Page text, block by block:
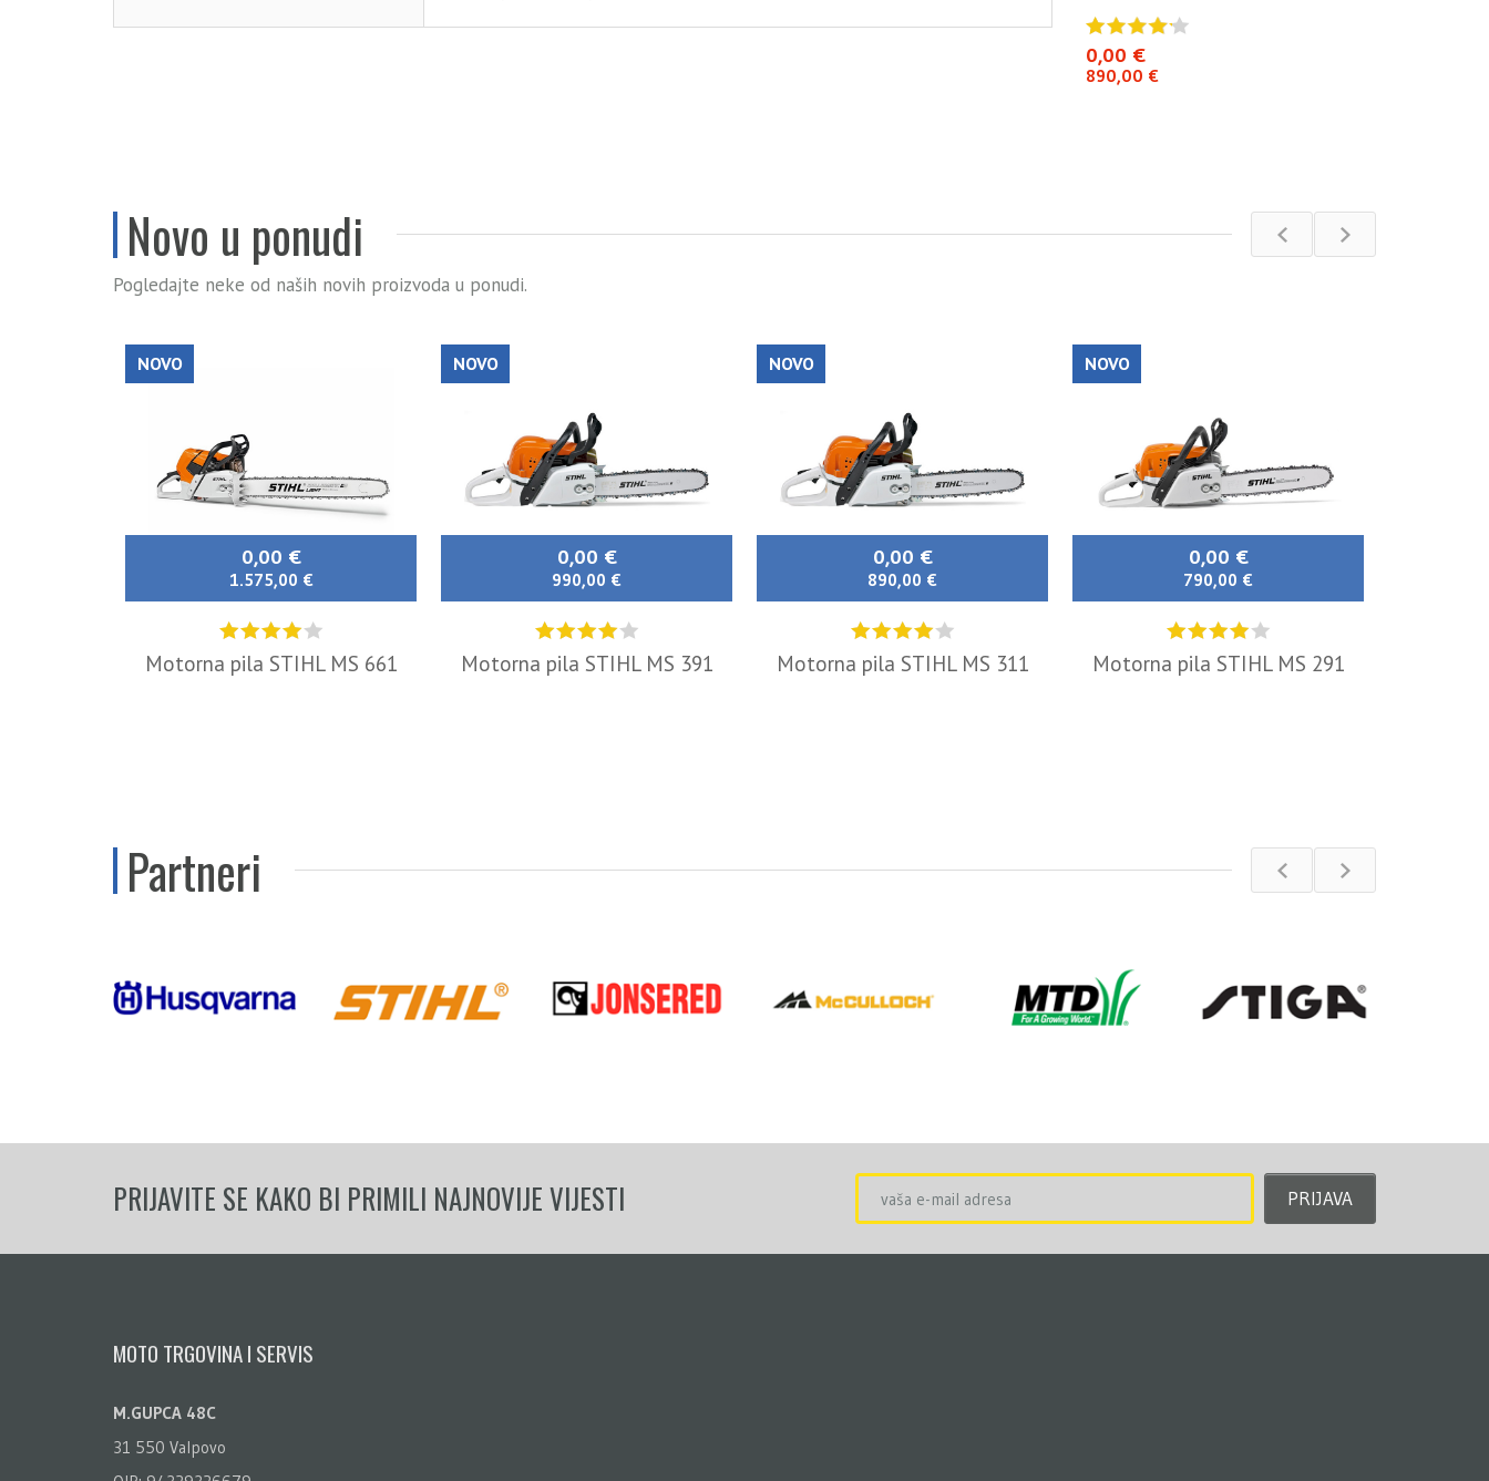
0,00 €
890,00 €
Novo u ponudi
Pogledajte neke od naših novih proizvoda u ponudi.
0,00 €
1.575,00 €
NOVO
Motorna pila STIHL MS 661
0,00 €
990,00 €
NOVO
Motorna pila STIHL MS 391
0,00 €
890,00 €
NOVO
Motorna pila STIHL MS 311
0,00 €
790,00 €
NOVO
Motorna pila STIHL MS 291
Partneri
PRIJAVITE SE KAKO BI PRIMILI NAJNOVIJE VIJESTI
MOTO TRGOVINA I SERVIS
M.GUPCA 48C
31 550 Valpovo